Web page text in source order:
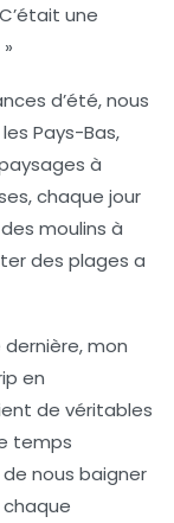
une
d’été, nous
Pays-Bas,
à
chaque jour
moulins à
des plages a
dernière, mon
en
de véritables
temps
nous baigner